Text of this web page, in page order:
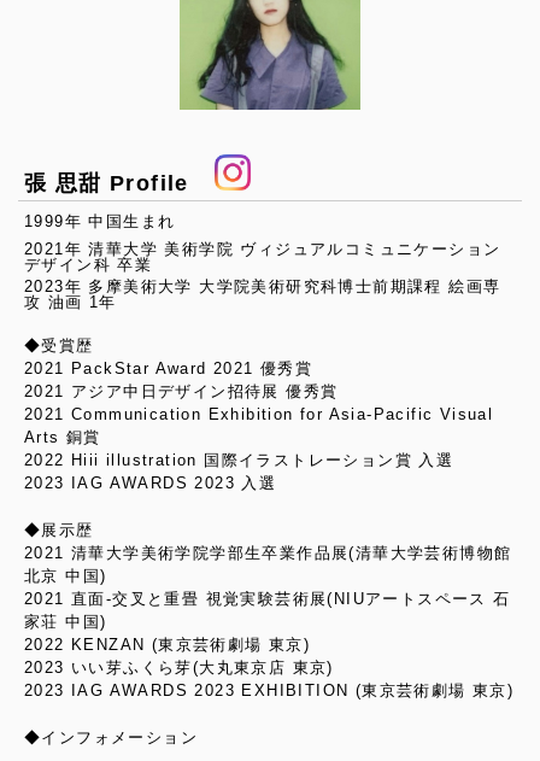
張 思甜 Profile
1999年 中国生まれ
2021年 清華大学 美術学院 ヴィジュアルコミュニケーション
デザイン科 卒業
2023年 多摩美術大学 大学院美術研究科博士前期課程 絵画専
攻 油画 1年
◆受賞歴
2021 PackStar Award 2021 優秀賞
2021 アジア中日デザイン招待展 優秀賞
2021 Communication Exhibition for Asia-Pacific Visual
Arts 銅賞
2022 Hiii illustration 国際イラストレーション賞 入選
2023 IAG AWARDS 2023 入選
◆展示歴
2021 清華大学美術学院学部生卒業作品展(清華大学芸術博物館
北京 中国)
2021 直面-交叉と重畳 視覚実験芸術展(NIUアートスペース 石
家荘 中国)
2022 KENZAN (東京芸術劇場 東京)
2023 いい芽ふくら芽(大丸東京店 東京)
2023 IAG AWARDS 2023 EXHIBITION (東京芸術劇場 東京)
◆インフォメーション